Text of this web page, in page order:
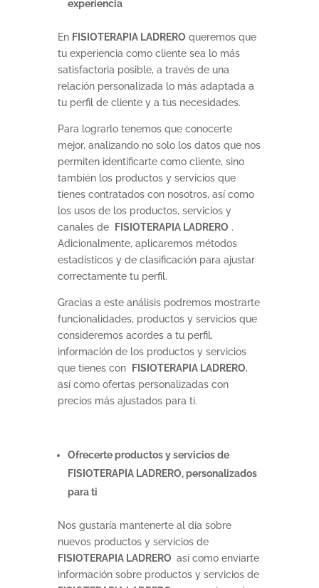
experiencia
En FISIOTERAPIA LADRERO queremos que
tu experiencia como cliente sea lo más
satisfactoria posible, a través de una
relación personalizada lo más adaptada a
tu perfil de cliente y a tus necesidades.
Para lograrlo tenemos que conocerte
mejor, analizando no solo los datos que nos
permiten identificarte como cliente, sino
también los productos y servicios que
tienes contratados con nosotros, así como
los usos de los productos, servicios y
canales de
FISIOTERAPIA LADRERO .
Adicionalmente, aplicaremos métodos
estadísticos y de clasificación para ajustar
correctamente tu perfil.
Gracias a este análisis podremos mostrarte
funcionalidades, productos y servicios que
consideremos acordes a tu perfil,
información de los productos y servicios
que tienes con
FISIOTERAPIA LADRERO,
así como ofertas personalizadas con
precios más ajustados para ti.
Ofrecerte productos y servicios de
FISIOTERAPIA LADRERO, personalizados
para ti
Nos gustaría mantenerte al día sobre
nuevos productos y servicios de
FISIOTERAPIA LADRERO así como enviarte
información sobre productos y servicios de